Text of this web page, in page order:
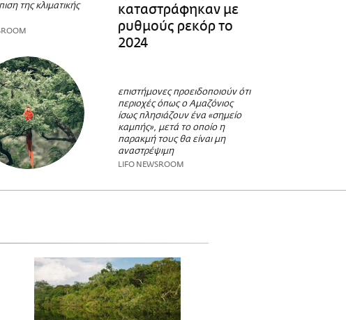
της κλιματικής
καταστράφηκαν με
ρυθμούς ρεκόρ το
2024
επιστήμονες προειδοποιούν ότι
περιοχές όπως ο Αμαζόνιος
ίσως πλησιάζουν ένα «σημείο
καμπής», μετά το οποίο η
παρακμή τους θα είναι μη
αναστρέψιμη
LIFO NEWSROOM